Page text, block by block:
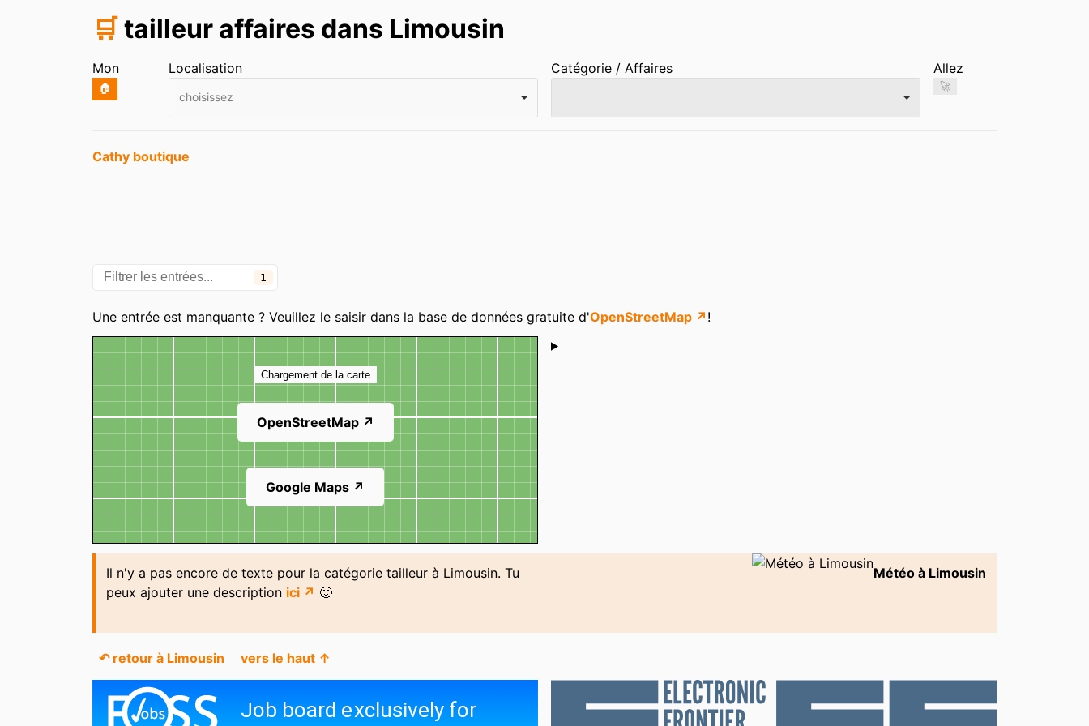
🛒tailleur affaires dans Limousin
Mon
🏠
Localisation
choisissez
Catégorie / Affaires Allez
🚀
Entrées
Cathy boutique
1
Une entrée est manquante ? Veuillez le saisir dans la base de données gratuite d'OpenStreetMap ↗ !
Carte
Chargement de la carte
OpenStreetMap ↗
Google Maps ↗
Shoutbox
Il n'y a pas encore de texte pour la catégorie tailleur à Limousin. Tu
peux ajouter une description ici ↗ 🙂
Météo à Limousin
↶ retour à Limousin vers le haut ↑